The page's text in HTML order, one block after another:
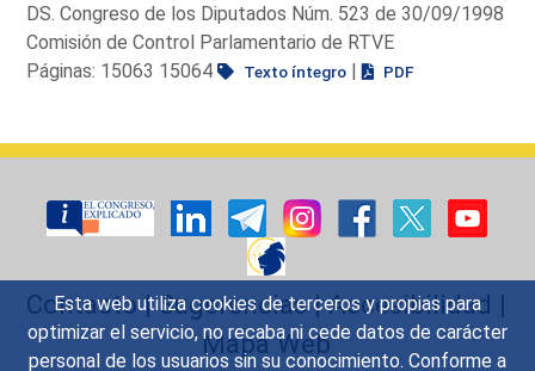
Esta web utiliza cookies de terceros y propias para
optimizar el servicio, no recaba ni cede datos de carácter
personal de los usuarios sin su conocimiento. Conforme a
DS. Congreso de los Diputados Núm. 523 de 30/09/1998
Comisión de Control Parlamentario de RTVE
Páginas: 15063 15064
Texto íntegro | PDF
Contacto|Sugerencias|Accesibilidad |
Mapa Web